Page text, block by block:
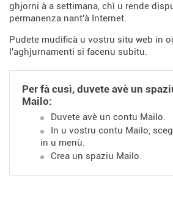
ghjorni à a settimana, chì u rende
permanenza nant'à Internet.
Pudete mudificà u vostru situ web in
l'aghjurnamenti si facenu subitu.
Per fà cusì, duvete avè un
Mailo:
Duvete avè un contu Mailo.
In u vostru contu Mailo,
in u menù.
Crea un spaziu Mailo.